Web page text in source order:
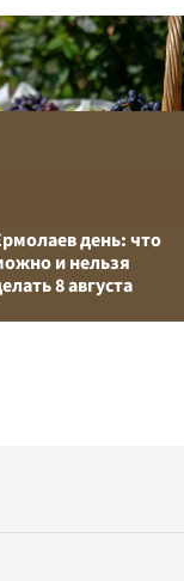
день: что
и нельзя
8 августа